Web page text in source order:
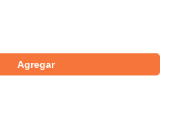
Agregar